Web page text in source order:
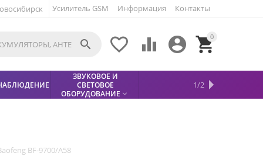
Усилитель GSM Информация Контакты
0


 

ЗВУКОВОЕ И
СВЕТОВОЕ
ОБОРУДОВАНИЕ 
МЕТАЛЛОДЕТЕКТОР
СФИНКС (SPHINX)
БЕЗОПАСНОСТЬ 
КИСЛОТНЫЕ
АККУМУЛЯТОРЫ 
1/2
BF-9700/A58